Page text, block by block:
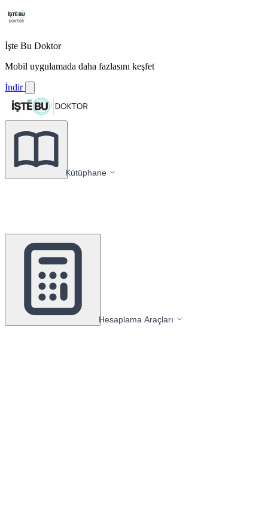
İşte Bu Doktor
Mobil uygulamada daha fazlasını keşfet
İndir
Kütüphane
Hesaplama Araçları